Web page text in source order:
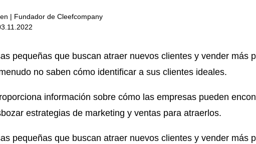
| Fundador de Cleefcompany
pequeñas que buscan atraer nuevos clientes y vender más
no saben cómo identificar a sus clientes ideales.
información sobre cómo las empresas pueden
estrategias de marketing y ventas para atraerlos.
pequeñas que buscan atraer nuevos clientes y vender más